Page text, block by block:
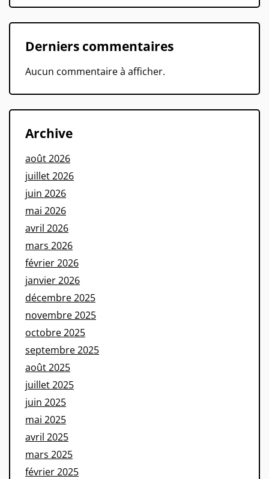
Derniers commentaires
Aucun commentaire à afficher.
Archive
août 2026
juillet 2026
juin 2026
mai 2026
avril 2026
mars 2026
février 2026
janvier 2026
décembre 2025
novembre 2025
octobre 2025
septembre 2025
août 2025
juillet 2025
juin 2025
mai 2025
avril 2025
mars 2025
février 2025